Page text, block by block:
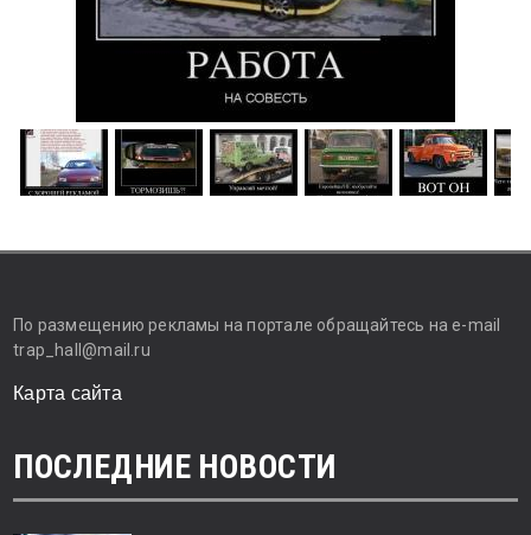
По размещению рекламы на портале обращайтесь на e-mail
trap_hall@mail.ru
Карта сайта
ПОСЛЕДНИЕ НОВОСТИ